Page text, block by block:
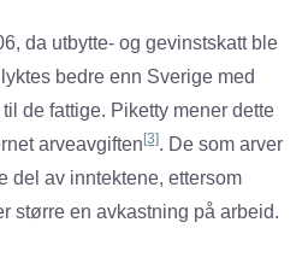
da utbytte- og gevinstskatt ble
bedre enn Sverige med
de fattige. Piketty mener dette
arveavgiften[3]. De som arver
del av inntektene, ettersom
større en avkastning på arbeid.